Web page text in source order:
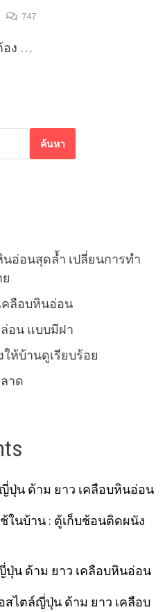
747
อง …
ค้นหา
อ่อนสุดล้ำ เปลี่ยนการทำ
คลือบหินอ่อน
อน แบบมีฝา
ให้บ้านดูเรียบร้อย
าด
ปุ่น ด้าม ยาว เคลือบหินอ่อน
ในบ้าน : ตู้เก็บช้อนติดผนัง
น ด้าม ยาว เคลือบหินอ่อน
สไตล์ญี่ปุ่น ด้าม ยาว เคลือบ